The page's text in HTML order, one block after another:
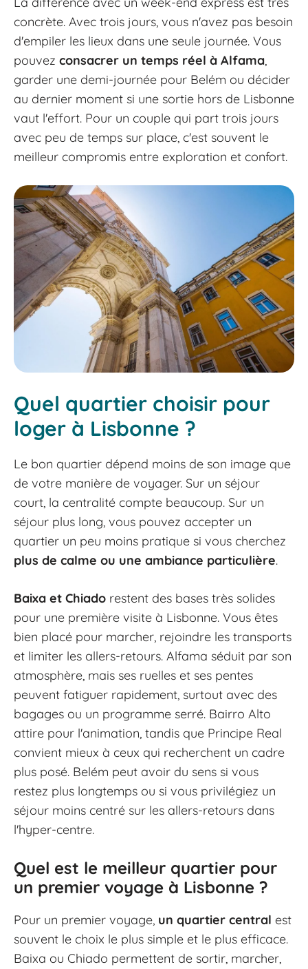
concrète. Avec trois jours, vous n'avez pas besoin
d'empiler les lieux dans une seule journée. Vous
pouvez consacrer un temps réel à Alfama,
garder une demi-journée pour Belém ou décider
au dernier moment si une sortie hors de Lisbonne
vaut l'effort. Pour un couple qui part trois jours
avec peu de temps sur place, c'est souvent le
meilleur compromis entre exploration et confort.
Quel quartier choisir pour
loger à Lisbonne ?
Le bon quartier dépend moins de son image que
de votre manière de voyager. Sur un séjour
court, la centralité compte beaucoup. Sur un
séjour plus long, vous pouvez accepter un
quartier un peu moins pratique si vous cherchez
plus de calme ou une ambiance particulière.
Baixa et Chiado restent des bases très solides
pour une première visite à Lisbonne. Vous êtes
bien placé pour marcher, rejoindre les transports
et limiter les allers-retours. Alfama séduit par son
atmosphère, mais ses ruelles et ses pentes
peuvent fatiguer rapidement, surtout avec des
bagages ou un programme serré. Bairro Alto
attire pour l'animation, tandis que Principe Real
convient mieux à ceux qui recherchent un cadre
plus posé. Belém peut avoir du sens si vous
restez plus longtemps ou si vous privilégiez un
séjour moins centré sur les allers-retours dans
l'hyper-centre.
Quel est le meilleur quartier pour
un premier voyage à Lisbonne ?
Pour un premier voyage, un quartier central est
souvent le choix le plus simple et le plus efficace.
Baixa ou Chiado permettent de sortir, marcher,